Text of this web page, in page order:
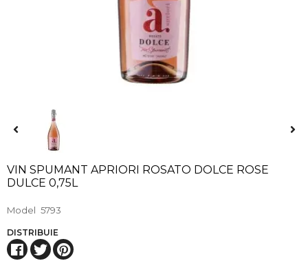
VIN SPUMANT APRIORI ROSATO DOLCE ROSE
DULCE 0,75L
Model 5793
DISTRIBUIE